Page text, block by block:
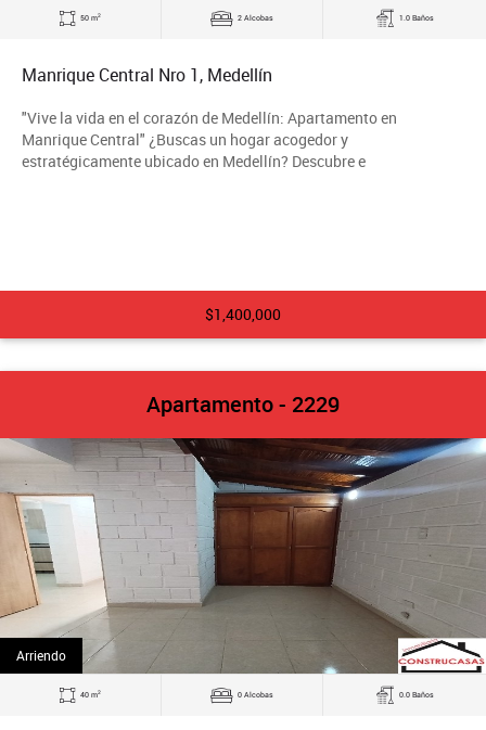
50 m2 2 Alcobas 1.0 Baños
Manrique Central Nro 1, Medellín
"Vive la vida en el corazón de Medellín: Apartamento en
Manrique Central" ¿Buscas un hogar acogedor y
estratégicamente ubicado en Medellín? Descubre e
$1,400,000
Apartamento - 2229
Arriendo
40 m2 0 Alcobas 0.0 Baños